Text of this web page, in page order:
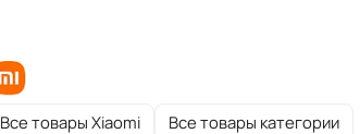
Все товары Xiaomi Все товары категории